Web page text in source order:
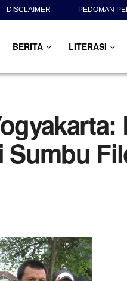
DISCLAIMER PEDOMAN
BERITA LITERASI
Sumbu